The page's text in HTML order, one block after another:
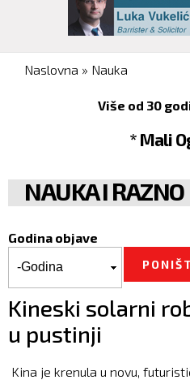
You are here
Naslovna » Nauka
Više od 30
* Mali
NAUKA I RAZNO
Godina objave
Kineski solarni
u pustinji
Kina je krenula u novu,